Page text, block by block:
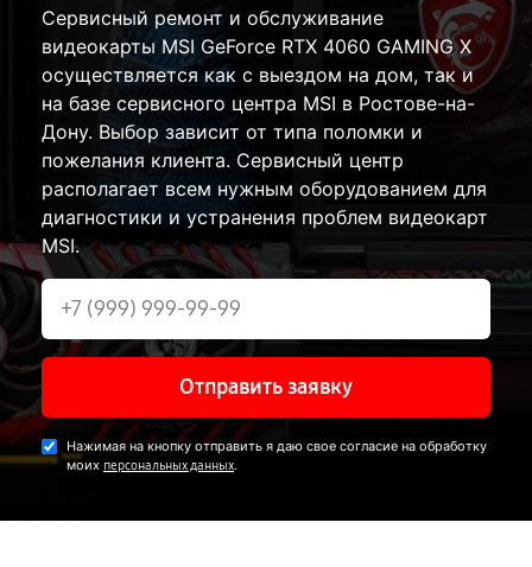
Сервисный ремонт и обслуживание
видеокарты MSI GeForce RTX 4060 GAMING X
осуществляется как с выездом на дом, так и
на базе сервисного центра MSI в Ростове-на-
Дону. Выбор зависит от типа поломки и
пожелания клиента. Сервисный центр
располагает всем нужным оборудованием для
диагностики и устранения проблем видеокарт
MSI.
Отправить заявку
Нажимая на кнопку отправить я даю свое согласие на обработку
моих персональных данных.